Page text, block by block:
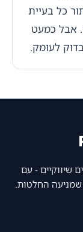
כל בעיית
אבל כמעט
לעומק.
שיווקיים - עם